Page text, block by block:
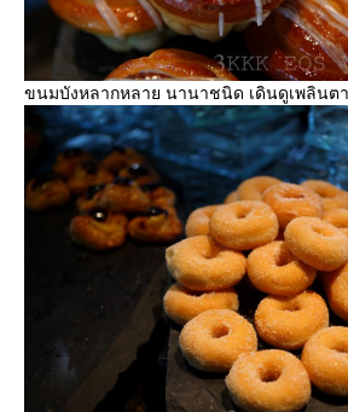
ขนมบังหลากหลาย นานาชนิด เดินดูเพลินตา